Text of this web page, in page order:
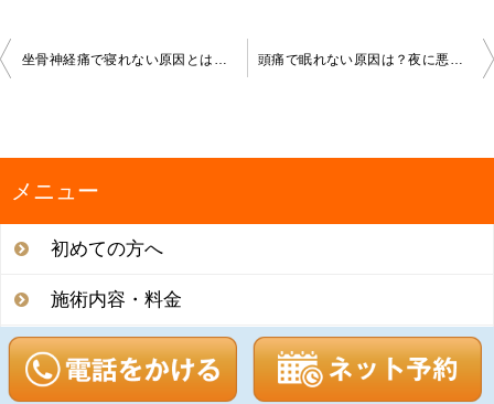
投
稿
ゲ
ー
シ
ョ
ン
坐骨神経痛で寝れない原因とは？夜の痛みを和らげる寝方と今すぐできる対処法 頭痛で眠れない原因は？夜に悪化する理由と今すぐできる対処法・受診の目安
メニュー
初めての方へ
施術内容・料金
施術の流れ